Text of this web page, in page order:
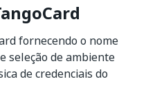
fornecendo o nome
seleção de ambiente
de credenciais do